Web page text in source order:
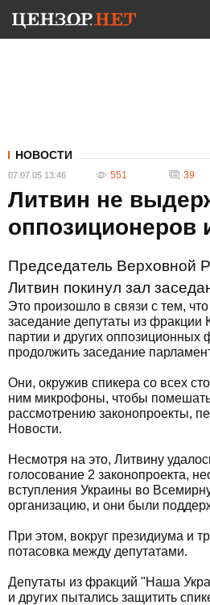
НОВОСТИ
07.07.05 13:46 551 39
Литвин не
оппозиционеров
Председатель Верховной
Литвин покинул зал
Это произошло в связи с тем,
заседание депутаты из фракции
партии и других оппозиционных
продолжить заседание
Они, окружив спикера со всех
ним микрофоны, чтобы
рассмотрению законопроекты,
Новости.
Несмотря на это, Литвину
голосование 2 законопроекта,
вступления Украины во
организацию, и они были
При этом, вокруг президиума и
потасовка между депутатами.
Депутаты из фракций "Наша
и других пытались защитить